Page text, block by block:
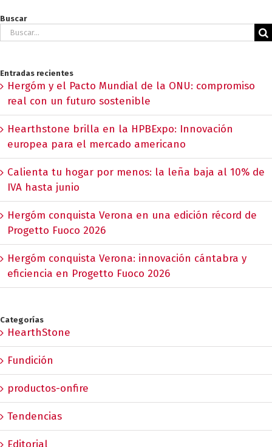
Buscar
Buscar:
Entradas recientes
Hergóm y el Pacto Mundial de la ONU: compromiso
real con un futuro sostenible
Hearthstone brilla en la HPBExpo: Innovación
europea para el mercado americano
Calienta tu hogar por menos: la leña baja al 10% de
IVA hasta junio
Hergóm conquista Verona en una edición récord de
Progetto Fuoco 2026
Hergóm conquista Verona: innovación cántabra y
eficiencia en Progetto Fuoco 2026
Categorías
HearthStone
Fundición
productos-onfire
Tendencias
Editorial